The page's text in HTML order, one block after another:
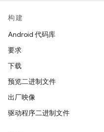
构建
Android 代码库
要求
下载
预览二进制文件
出厂映像
驱动程序二进制文件